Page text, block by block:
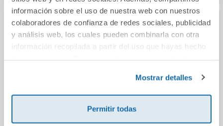
información sobre el uso de nuestra web con nuestros
colaboradores de confianza de redes sociales, publicidad
y análisis web, los cuales pueden combinarla con otra
información recopilada a partir del uso que hayas hecho
Mostrar detalles
Permitir todas
CINCO EN RAIA
CADERNO
Comprar
Hexed (Nunca
Jamás 6)
20,95€
Comprar